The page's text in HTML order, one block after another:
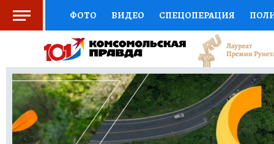
ФОТО ВИДЕО СПЕЦОПЕРАЦИЯ
СОЦПОДДЕРЖКА НАУКА СПОРТ
ВЫБОР ЭКСПЕРТОВ ДОКТОР
КНИЖНАЯ ПОЛКА ПРОГНОЗЫ НА СПОРТ
ПРЕСС-ЦЕНТР НЕДВИЖИМОСТЬ